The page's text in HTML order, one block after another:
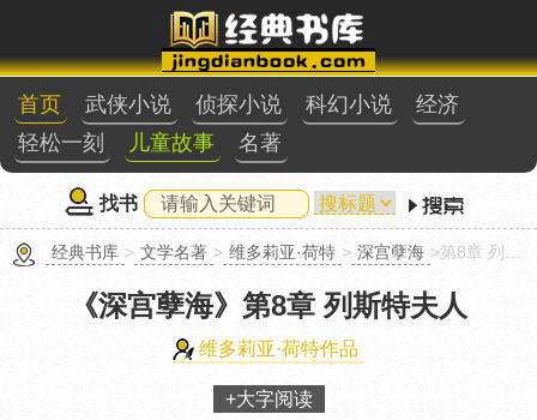
首页 武侠小说 侦探小说 科幻小说
经济
轻松一刻
儿童故事 名著
找书
经典书库 > 文学名著 > 维多莉亚·荷特 > 深宫孽海 >第8章 列斯特夫人
《深宫孽海》 第8章 列斯特夫人
维多莉亚·荷特作品
+大字阅读